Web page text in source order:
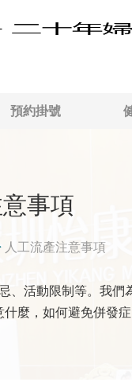
預約掛號
事項
人工流產注意事項
活動限制等。我
麼，如何避免併發症